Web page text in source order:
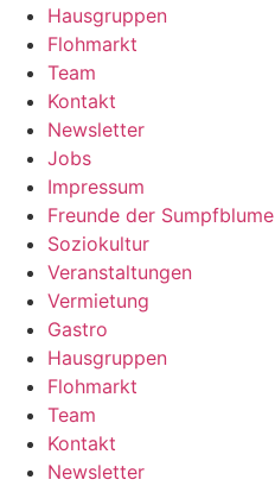
Hausgruppen
Flohmarkt
Team
Kontakt
Newsletter
Jobs
Impressum
Freunde der Sumpfblume
Soziokultur
Veranstaltungen
Vermietung
Gastro
Hausgruppen
Flohmarkt
Team
Kontakt
Newsletter